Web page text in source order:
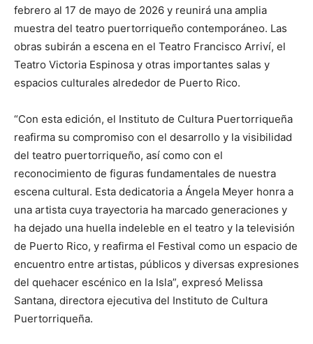
febrero al 17 de mayo de 2026 y reunirá una amplia
muestra del teatro puertorriqueño contemporáneo. Las
obras subirán a escena en el Teatro Francisco Arriví, el
Teatro Victoria Espinosa y otras importantes salas y
espacios culturales alrededor de Puerto Rico.
“Con esta edición, el Instituto de Cultura Puertorriqueña
reafirma su compromiso con el desarrollo y la visibilidad
del teatro puertorriqueño, así como con el
reconocimiento de figuras fundamentales de nuestra
escena cultural. Esta dedicatoria a Ángela Meyer honra a
una artista cuya trayectoria ha marcado generaciones y
ha dejado una huella indeleble en el teatro y la televisión
de Puerto Rico, y reafirma el Festival como un espacio de
encuentro entre artistas, públicos y diversas expresiones
del quehacer escénico en la Isla”, expresó Melissa
Santana, directora ejecutiva del Instituto de Cultura
Puertorriqueña.